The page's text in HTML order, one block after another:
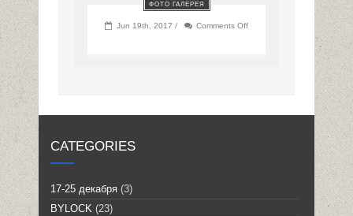
ФОТО ГАЛЕРЕЯ
Jun 19th, 2017 / Comments Off
CATEGORIES
17-25 декабря (3)
BYLOCK (23)